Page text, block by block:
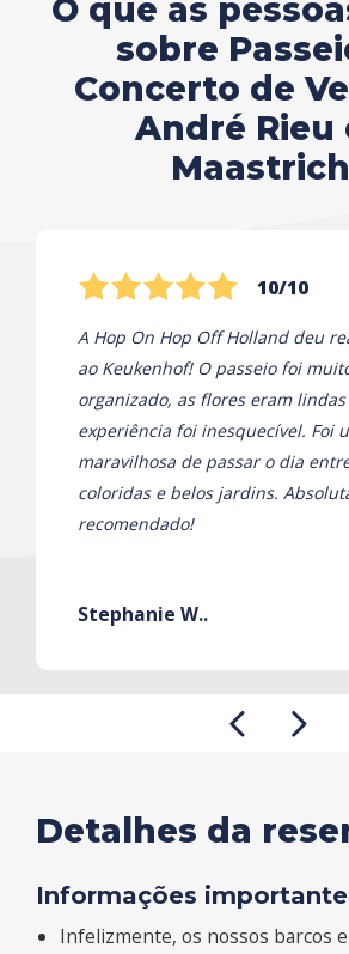
O que as
sobre
Concerto de
André Rieu
10/10
A Hop On Hop Off Holland deu
ao Keukenhof! O passeio foi
organizado, as flores eram
experiência foi inesquecível. Foi
maravilhosa de passar o dia
coloridas e belos jardins.
recomendado!
Stephanie W..
Detalhes da
Informações
Infelizmente, os nossos barcos